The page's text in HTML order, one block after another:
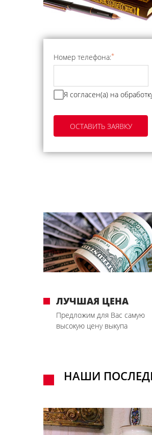
Номер телефона:*
Я согласен(а) на
ЛУЧШАЯ ЦЕНА
Предложим для Вас самую
высокую цену выкупа
НАШИ